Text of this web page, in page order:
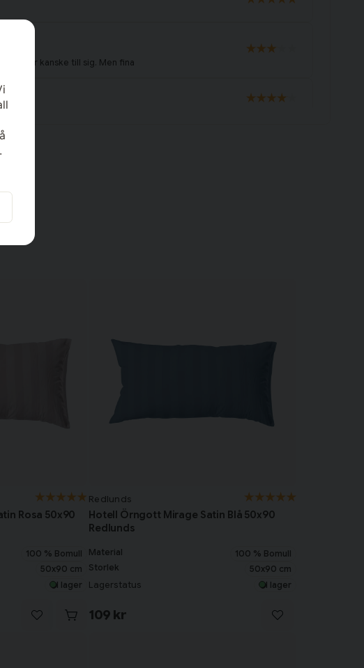
Rättar kanske till sig. Men fina
inte så skön som den ser ut. Hoppas den blir lite mjukare
Rosa 50x90
100 % Bomull
50x90 cm
I lager
Redlunds
Hotell Örngott Mirage Satin Blå 50x90
Redlunds
Material
100 % Bomull
Storlek
50x90 cm
Lagerstatus I lager
109 kr